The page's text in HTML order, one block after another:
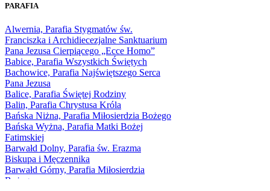
1966
1968
1969
1970
1971
1972
1973
1974
1975
1976
1977
1978
1979
1980
1981
PARAFIA
Alwernia, Parafia Stygmatów św.
Franciszka i Archidiecezjalne Sanktuarium
Pana Jezusa Cierpiącego „Ecce Homo”
Babice, Parafia Wszystkich Świętych
Bachowice, Parafia Najświętszego Serca
Pana Jezusa
Balice, Parafia Świętej Rodziny
Balin, Parafia Chrystusa Króla
Bańska Niżna, Parafia Miłosierdzia Bożego
Bańska Wyżna, Parafia Matki Bożej
Fatimskiej
Barwałd Dolny, Parafia św. Erazma
Biskupa i Męczennika
Barwałd Górny, Parafia Miłosierdzia
Bożego